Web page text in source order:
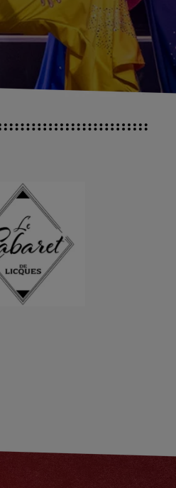
- 16h00
QUI CHANTENT